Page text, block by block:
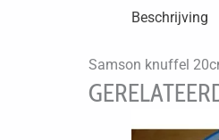
Beschrijving
Samson knuffel